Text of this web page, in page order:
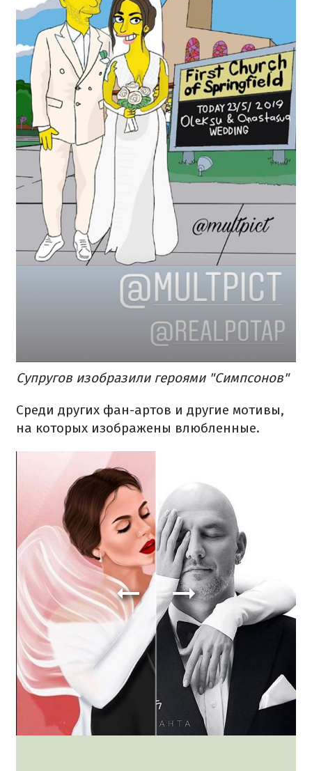
Супругов изобразили героями "Симпсонов"
Среди других фан-артов и другие мотивы,
на которых изображены влюбленные.